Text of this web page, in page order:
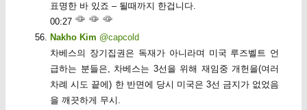
표명한 바 있죠 – 될때까지 한겁니다.
00:27
Nakho Kim @capcold
차베스의 장기집권은 독재가 아니라며 미국 루즈벨트 언
급하는 분들은, 차베스는 3선을 위해 재임중 개헌을(여러
차례 시도 끝에) 한 반면에 당시 미국은 3선 금지가 없었음
을 깨끗하게 무시.